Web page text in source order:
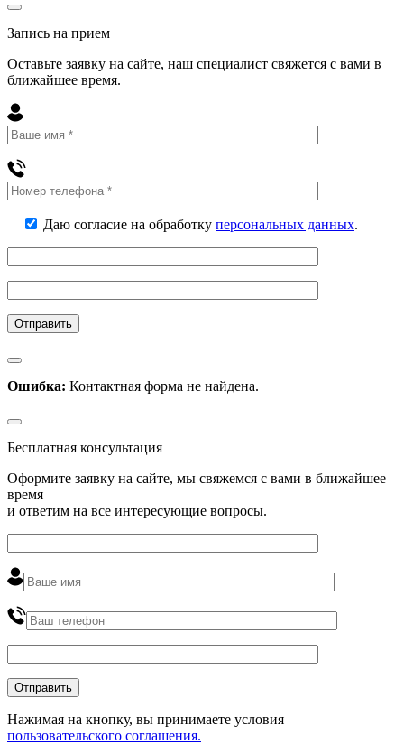
Запись на прием
Оставьте заявку на сайте, наш специалист свяжется с вами в
ближайшее время.
Даю согласие на обработку персональных данных.
Ошибка: Контактная форма не найдена.
Бесплатная консультация
Оформите заявку на сайте, мы свяжемся с вами в ближайшее
время
и ответим на все интересующие вопросы.
Нажимая на кнопку, вы принимаете условия
пользовательского соглашения.